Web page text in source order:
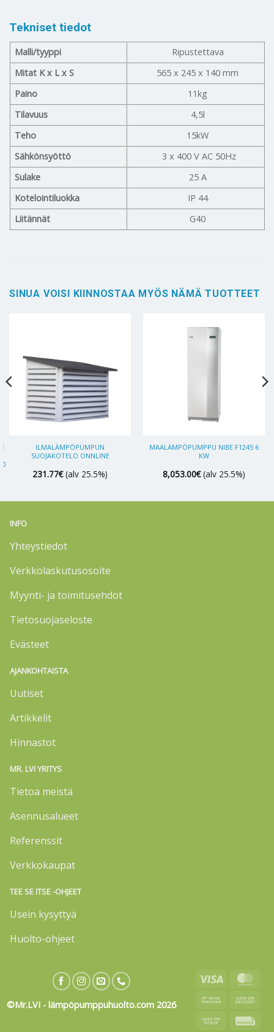
Tekniset tiedot
Malli/tyyppi
Ripustettava
Mitat K x L x S
565 x 245 x 140 mm
Paino
11kg
Tilavuus
4,5l
Teho
15kW
Sähkönsyöttö
3 x 400 V AC 50Hz
Sulake
25 A
Kotelointiluokka
IP 44
Liitännät
G40
SINUA VOISI KIINNOSTAA MYÖS NÄMÄ TUOTTEET
ILMALÄMPÖPUMPUN
SUOJAKOTELO ONNLINE
231.77€ (alv 25.5%)
MAALÄMPÖPUMPPU NIBE F1245 6
KW
8,053.00€ (alv 25.5%)
INFO
Yhteystiedot
Verkkolaskutusosoite
Myynti- ja toimitusehdot
Tietosuojaseloste
Evästeet
AJANKOHTAISTA
Uutiset
Artikkelit
Hinnastot
MR. LVI YRITYS
Tietoa meistä
Asennusalueet
Referenssit
Verkkokaupat
TEE SE ITSE -OHJEET
Usein kysyttyä
Huolto-ohjeet
©Mr.LVI - lämpöpumppuhuolto.com 2026
Visa
Bank
Cash